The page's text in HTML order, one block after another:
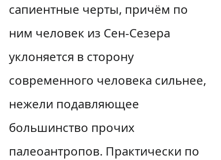
сапиентные черты, причём по
ним человек из Сен-Сезера
уклоняется в сторону
современного человека сильнее,
нежели подавляющее
большинство прочих
палеоантропов. Практически по